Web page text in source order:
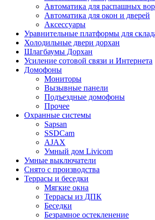
Автоматика для распашных
Автоматика для окон и дверей
Аксессуары
Уравнительные платформы для
Холодильные двери дорхан
Шлагбаумы Дорхан
Усиление сотовой связи и Интернета
Домофоны
Мониторы
Вызывные панели
Подъездные домофоны
Прочее
Охранные системы
Sapsan
SSDCam
AJAX
Умный дом Livicom
Умные выключатели
Снято с производства
Террасы и беседки
Мягкие окна
Террасы из ДПК
Беседки
Безрамное остекленение